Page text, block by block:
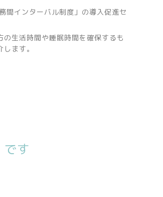
間インターバル制度」の導入促進セ
生活時間や睡眠時間を確保するも
ます。
す